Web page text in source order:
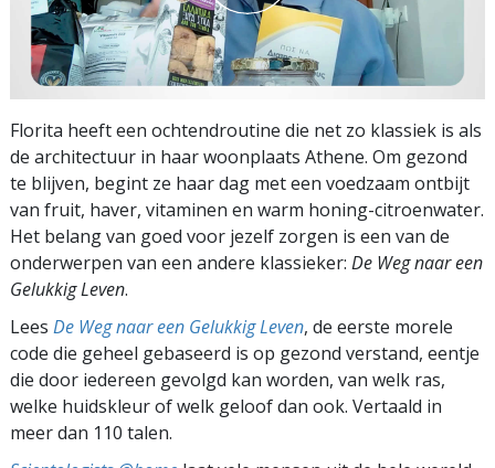
Florita heeft een ochtendroutine die net zo klassiek is als
de architectuur in haar woonplaats Athene. Om gezond
te blijven, begint ze haar dag met een voedzaam ontbijt
van fruit, haver, vitaminen en warm honing-citroenwater.
Het belang van goed voor jezelf zorgen is een van de
onderwerpen van een andere klassieker: De Weg naar een
Gelukkig Leven.
Lees De Weg naar een Gelukkig Leven, de eerste morele
code die geheel gebaseerd is op gezond verstand, eentje
die door iedereen gevolgd kan worden, van welk ras,
welke huidskleur of welk geloof dan ook. Vertaald in
meer dan 110 talen.